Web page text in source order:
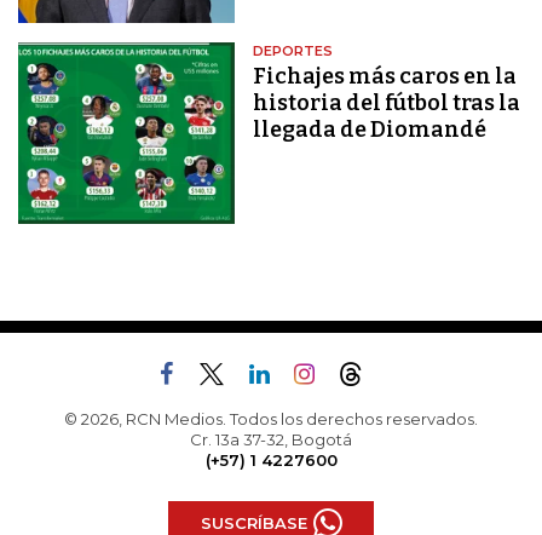
DEPORTES
Fichajes más caros en la
historia del fútbol tras la
llegada de Diomandé
© 2026, RCN Medios. Todos los derechos reservados.
Cr. 13a 37-32, Bogotá
(+57) 1 4227600
SUSCRÍBASE